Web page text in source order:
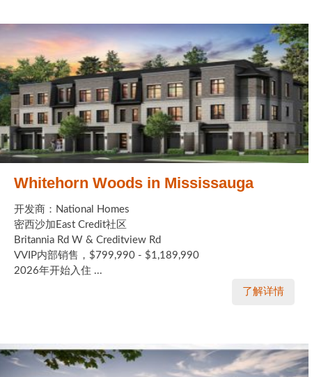
Whitehorn Woods in Mississauga
开发商：National Homes
密西沙加East Credit社区
Britannia Rd W & Creditview Rd
VVIP内部销售，$799,990 - $1,189,990
2026年开始入住 ...
了解详情